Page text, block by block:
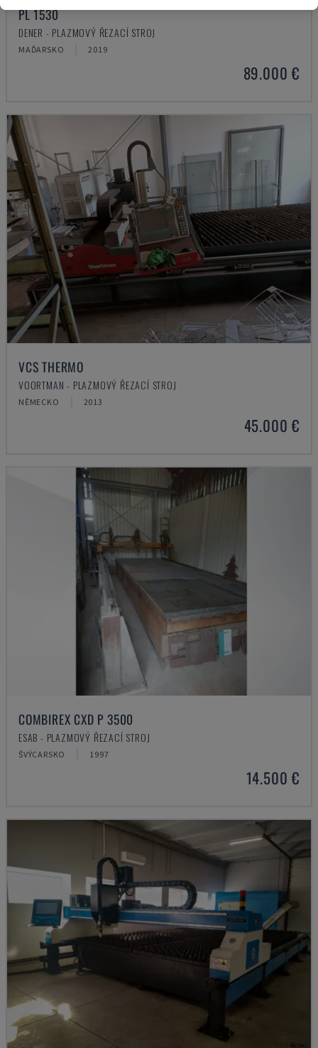
PL 1530
DENER - PLAZMOVÝ ŘEZACÍ STROJ
MAĎARSKO 2019
89.000 €
VCS THERMO
VOORTMAN - PLAZMOVÝ ŘEZACÍ STROJ
NĚMECKO 2013
45.000 €
COMBIREX CXD P 3500
ESAB - PLAZMOVÝ ŘEZACÍ STROJ
ŠVÝCARSKO 1997
14.500 €